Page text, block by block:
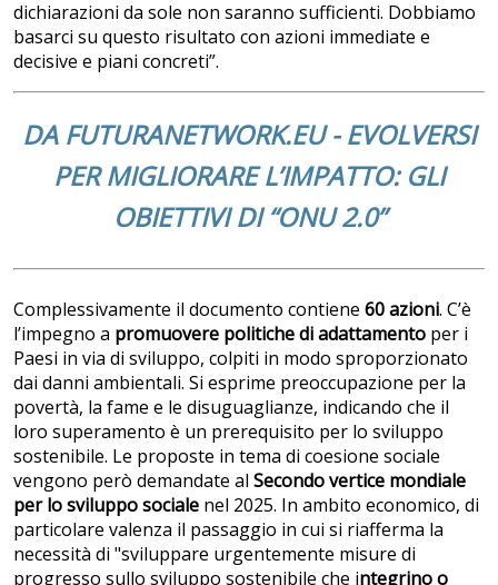
dichiarazioni da sole non saranno sufficienti. Dobbiamo
basarci su questo risultato con azioni immediate e
decisive e piani concreti”.
DA FUTURANETWORK.EU - EVOLVERSI
PER MIGLIORARE L’IMPATTO: GLI
OBIETTIVI DI “ONU 2.0”
Complessivamente il documento contiene 60 azioni. C’è
l’impegno a promuovere politiche di adattamento per i
Paesi in via di sviluppo, colpiti in modo sproporzionato
dai danni ambientali. Si esprime preoccupazione per la
povertà, la fame e le disuguaglianze, indicando che il
loro superamento è un prerequisito per lo sviluppo
sostenibile. Le proposte in tema di coesione sociale
vengono però demandate al Secondo vertice mondiale
per lo sviluppo sociale nel 2025. In ambito economico, di
particolare valenza il passaggio in cui si riafferma la
necessità di "sviluppare urgentemente misure di
progresso sullo sviluppo sostenibile che integrino o